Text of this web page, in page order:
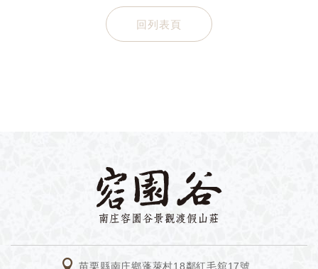
回列表頁
苗栗縣南庄鄉蓬萊村18鄰紅毛舘17號